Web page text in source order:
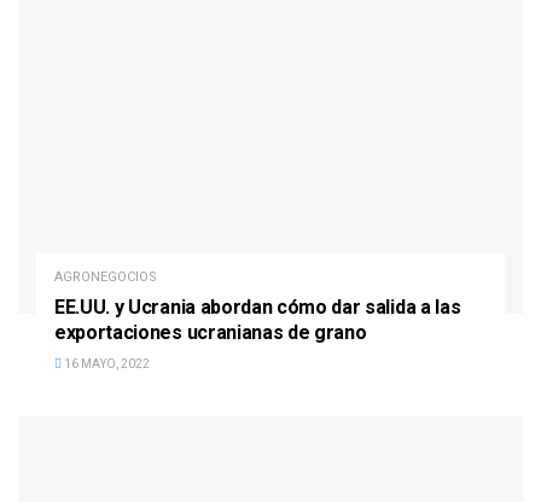
AGRONEGOCIOS
EE.UU. y Ucrania abordan cómo dar salida a las
exportaciones ucranianas de grano
16 MAYO, 2022